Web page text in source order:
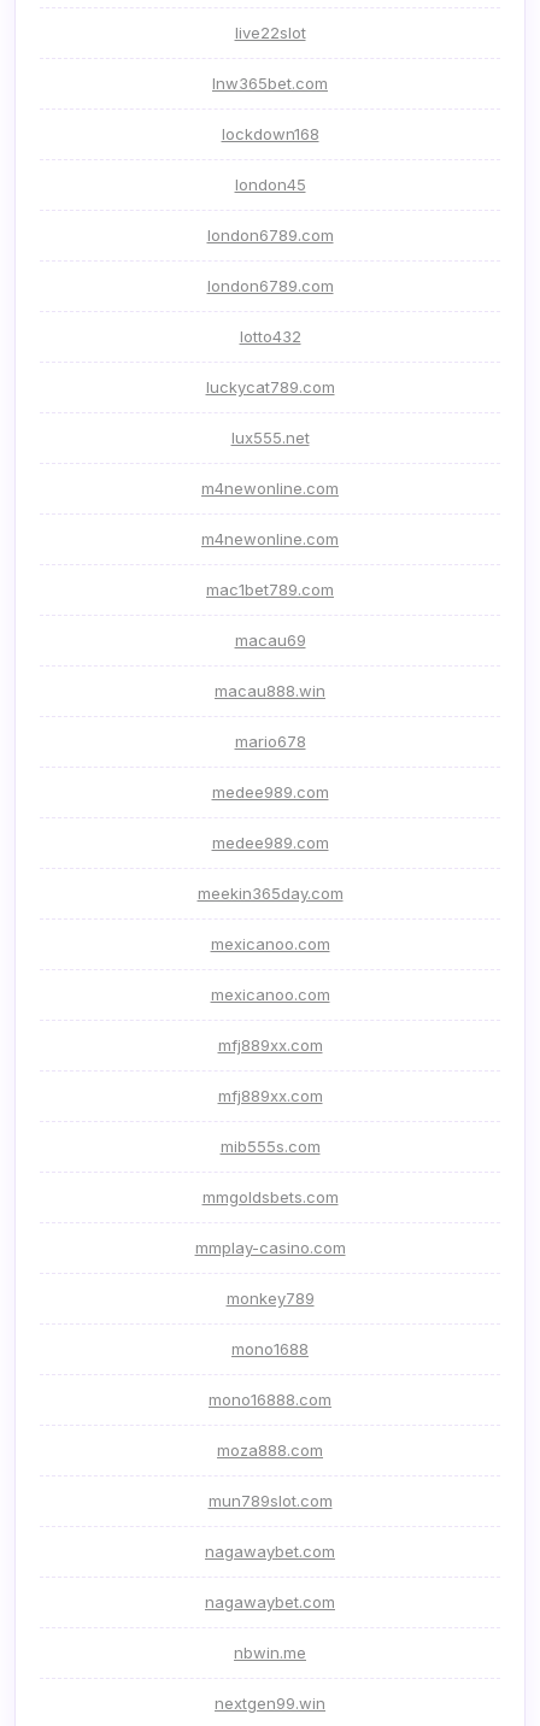
live22slot
lnw365bet.com
lockdown168
london45
london6789.com
london6789.com
lotto432
luckycat789.com
lux555.net
m4newonline.com
m4newonline.com
mac1bet789.com
macau69
macau888.win
mario678
medee989.com
medee989.com
meekin365day.com
mexicanoo.com
mexicanoo.com
mfj889xx.com
mfj889xx.com
mib555s.com
mmgoldsbets.com
mmplay-casino.com
monkey789
mono1688
mono16888.com
moza888.com
mun789slot.com
nagawaybet.com
nagawaybet.com
nbwin.me
nextgen99.win